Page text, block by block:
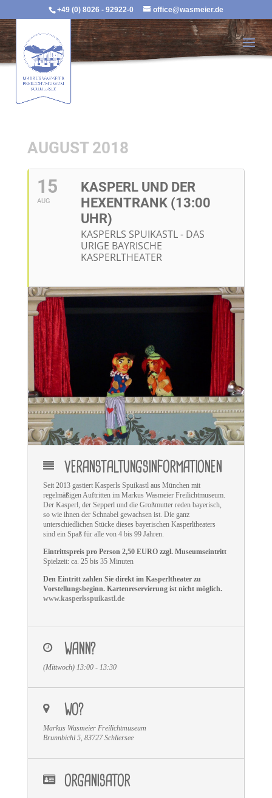
+49 (0) 8026 - 92922-0 office@wasmeier.de
AUGUST 2018
15
AUG
KASPERL UND DER
HEXENTRANK (13:00
UHR)
KASPERLS SPUIKASTL - DAS
URIGE BAYRISCHE
KASPERLTHEATER
VERANSTALTUNGSINFORMATIONEN
Seit 2013 gastiert Kasperls Spuikastl aus München mit
regelmäßigen Auftritten im Markus Wasmeier Freilichtmuseum.
Der Kasperl, der Sepperl und die Großmutter reden bayerisch,
so wie ihnen der Schnabel gewachsen ist. Die ganz
unterschiedlichen Stücke dieses bayerischen Kasperltheaters
sind ein Spaß für alle von 4 bis 99 Jahren.
Eintrittspreis pro Person 2,50 EURO zzgl. Museumseintritt
Spielzeit: ca. 25 bis 35 Minuten
Den Eintritt zahlen Sie direkt im Kasperltheater zu
Vorstellungsbeginn. Kartenreservierung ist nicht möglich.
www.kasperlsspuikastl.de
WANN?
(Mittwoch) 13:00 - 13:30
WO?
Markus Wasmeier Freilichtmuseum
Brunnbichl 5, 83727 Schliersee
ORGANISATOR